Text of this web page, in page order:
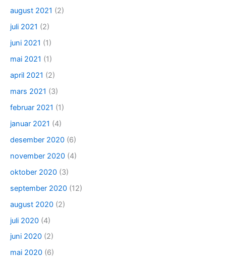
august 2021 (2)
juli 2021 (2)
juni 2021 (1)
mai 2021 (1)
april 2021 (2)
mars 2021 (3)
februar 2021 (1)
januar 2021 (4)
desember 2020 (6)
november 2020 (4)
oktober 2020 (3)
september 2020 (12)
august 2020 (2)
juli 2020 (4)
juni 2020 (2)
mai 2020 (6)